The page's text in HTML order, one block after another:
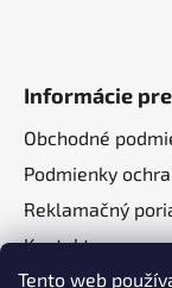
Tento web
Informácie
Obchodné
Podmienky
Reklamačný
Kontakt
O nás